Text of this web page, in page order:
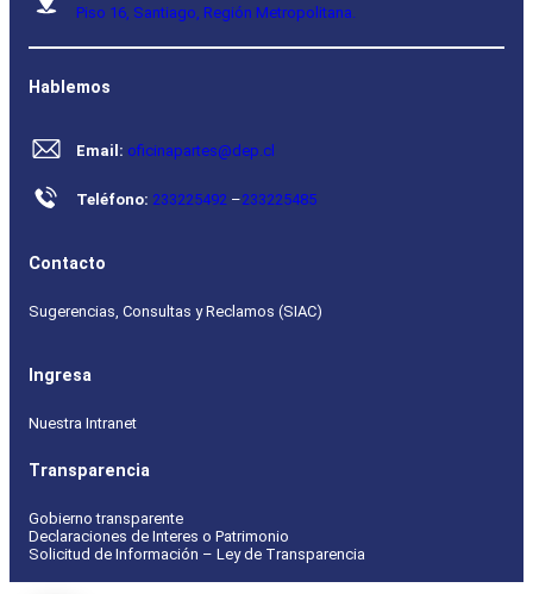
Piso 16, Santiago, Región Metropolitana.
Hablemos
Email: oficinapartes@dep.cl
Teléfono: 233225492 –233225485
Contacto
Sugerencias, Consultas y Reclamos (SIAC)
Ingresa
Nuestra Intranet
Transparencia
Gobierno transparente
Declaraciones de Interes o Patrimonio
Solicitud de Información – Ley de Transparencia